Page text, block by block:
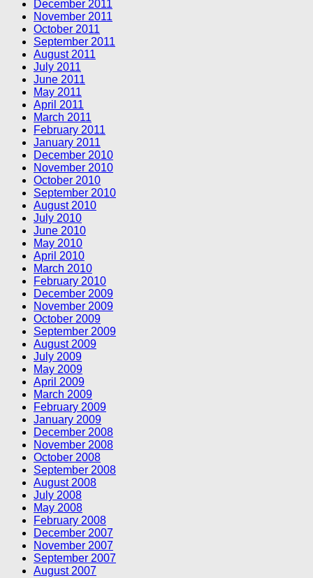
December 2011
November 2011
October 2011
September 2011
August 2011
July 2011
June 2011
May 2011
April 2011
March 2011
February 2011
January 2011
December 2010
November 2010
October 2010
September 2010
August 2010
July 2010
June 2010
May 2010
April 2010
March 2010
February 2010
December 2009
November 2009
October 2009
September 2009
August 2009
July 2009
May 2009
April 2009
March 2009
February 2009
January 2009
December 2008
November 2008
October 2008
September 2008
August 2008
July 2008
May 2008
February 2008
December 2007
November 2007
September 2007
August 2007